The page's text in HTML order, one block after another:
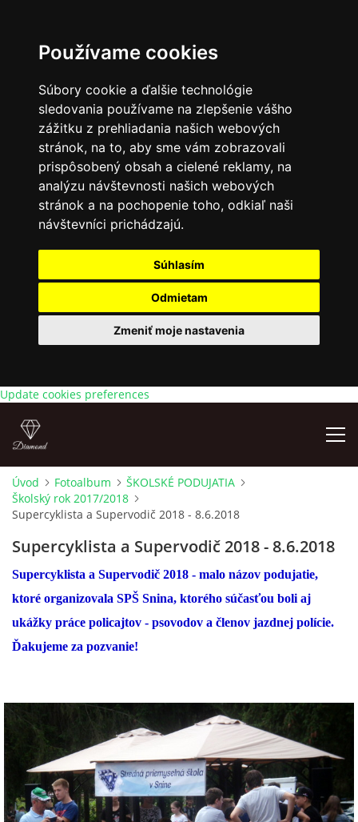
Používame cookies
Súbory cookie a ďalšie technológie
sledovania používame na zlepšenie vášho
zážitku z prehliadania našich webových
stránok, na to, aby sme vám zobrazovali
prispôsobený obsah a cielené reklamy, na
analýzu návštevnosti našich webových
stránok a na pochopenie toho, odkiaľ naši
návštevníci prichádzajú.
Súhlasím
Odmietam
Zmeniť moje nastavenia
Update cookies preferences
AKTUÁLNE OZNAMY
ÚVOD
KONTAKTY
TRIEDY
ŠKOLSKÝ ROK 2026/2027
VÝVESKA PRIJATÝCH DETÍ NA ŠKOLSKÝ ROK 2026/2027
POKRAČOVANIE PLNENIA POVINNÉHO
Úvod Fotoalbum
ŠKOLSKÉ PODUJATIA
Školský rok 2017/2018
Supercyklista a Supervodič 2018 - 8.6.2018
Supercyklista a Supervodič 2018 - 8.6.2018
Supercyklista a Supervodič 2018 - malo názov podujatie,
ktoré organizovala SPŠ Snina, ktorého súčasťou boli aj
ukážky práce policajtov - psovodov a členov jazdnej polície.
Ďakujeme za pozvanie!